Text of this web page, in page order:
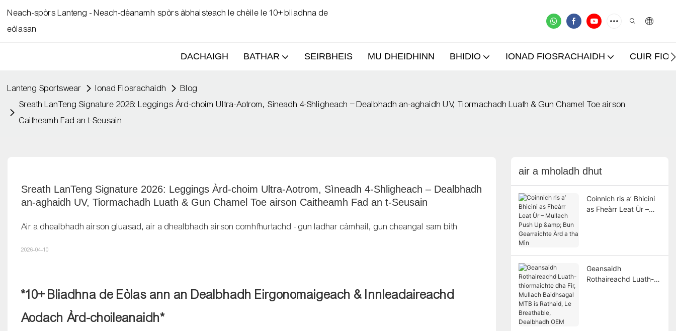
Neach-spòrs Lanteng - Neach-dèanamh spòrs àbhaisteach le chèile le 10+ bliadhna de
eòlasan
DACHAIGH BATHAR SEIRBHEIS MU DHEIDHINN BHIDIO IONAD FIOSRACHAIDH CUIR FIOS
Lanteng Sportswear Ionad Fiosrachaidh
Blog
Sreath LanTeng Signature 2026: Leggings Àrd-choim Ultra-Aotrom, Sìneadh 4-Shligheach – Dealbhadh an-aghaidh UV, Tiormachadh Luath & Gun Chamel Toe airson
Caitheamh Fad an t-Seusain
Sreath LanTeng Signature 2026: Leggings Àrd-choim Ultra-Aotrom, Sìneadh 4-Shligheach – Dealbhadh
an-aghaidh UV, Tiormachadh Luath & Gun Chamel Toe airson Caitheamh Fad an t-Seusain
Air a dhealbhadh airson gluasad, air a dhealbhadh airson comhfhurtachd - gun ladhar càmhail, gun cheangal sam bith
2026-04-10
*10+ Bliadhna de Eòlas ann an Dealbhadh Eirgonomaigeach & Innleadaireachd
Aodach Àrd-choileanaidh*
air a mholadh dhut
Coinnich ris a’ Bhicini
as Fheàrr Leat Ùr –
Geansaidh
Rothaireachd Luath-